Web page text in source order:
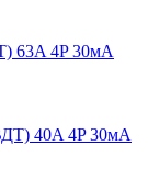
63A 4P 30мА